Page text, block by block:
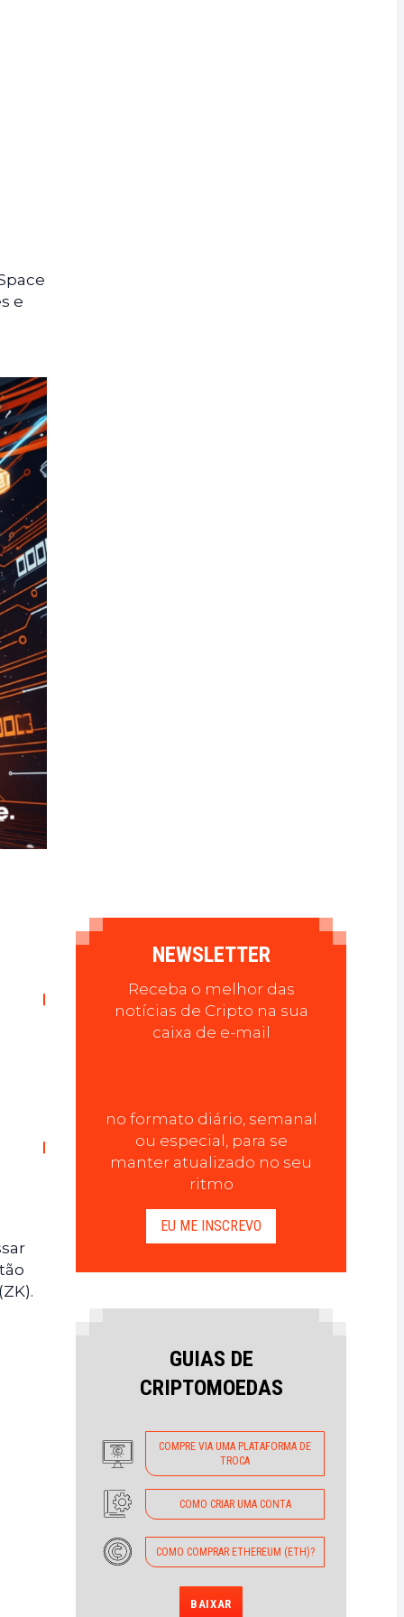
e
NEWSLETTER
Receba o melhor das
notícias de Cripto na sua
caixa de e-mail
no formato diário, semanal
ou especial, para se
manter atualizado no seu
ritmo
EU ME INSCREVO
GUIAS DE
CRIPTOMOEDAS
COMPRE VIA UMA PLATAFORMA DE
TROCA
COMO CRIAR UMA CONTA
COMO COMPRAR ETHEREUM (ETH)?
BAIXAR